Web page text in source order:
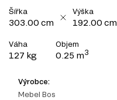
Šířka
303.00 cm
Výška
192.00 cm
Váha
127 kg
Objem
0.25 m3
Výrobce:
Mebel Bos